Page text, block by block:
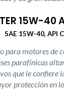
15W-40
SAE 15W-40, API
para motores de
parafínicas
que le confiere
protección en